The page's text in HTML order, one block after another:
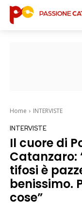
Home INTERVISTE
INTERVISTE
Il cuore di
Catanzaro:
tifosi è
benissimo.
cose”